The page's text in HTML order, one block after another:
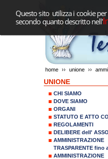
Questo sito utilizza i cookie
secondo quanto descritto nell'
home ›› unione ››
UNIONE
CHI SIAMO
DOVE SIAMO
ORGANI
STATUTO E ATTO
REGOLAMENTI
DELIBERE dell'
AMMINISTRAZIONE
TRASPARENTE fino
AMMINISTRAZIONE